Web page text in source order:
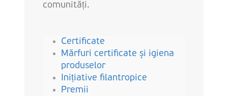
comunități.
Certificate
Mărfuri certificate și igiena
produselor
Inițiative filantropice
Premii